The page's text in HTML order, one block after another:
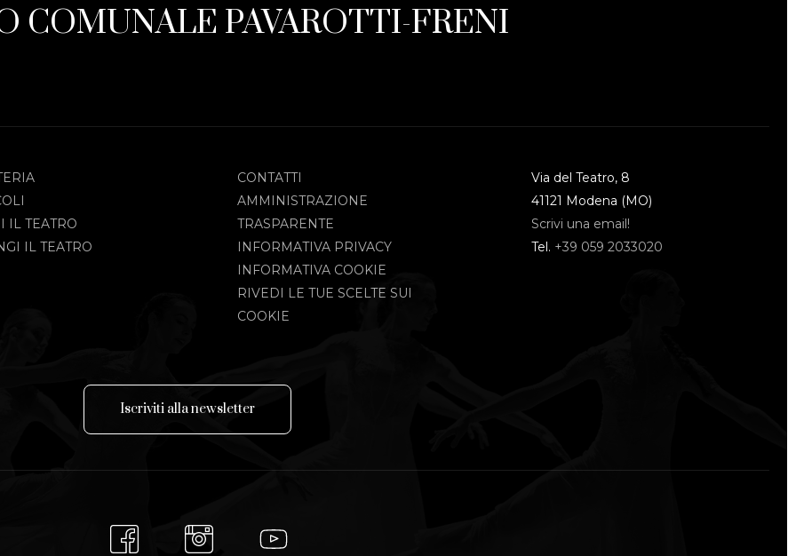
COMUNALE PAVAROTTI-FRENI
IL TEATRO
IL TEATRO
CONTATTI
AMMINISTRAZIONE
TRASPARENTE
INFORMATIVA PRIVACY
INFORMATIVA COOKIE
RIVEDI LE TUE SCELTE SUI
COOKIE
Via del Teatro, 8
41121 Modena (MO)
Scrivi una email!
Tel. +39 059 2033020
Iscriviti allanewsletter